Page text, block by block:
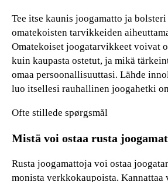
Tee itse kaunis joogamatto ja
omatekoisten tarvikkeiden
Omatekoiset joogatarvikkeet voivat
kuin kaupasta ostetut, ja mikä
omaa persoonallisuuttasi. Lähde
luo itsellesi rauhallinen joogahetki
Ofte stillede spørgsmål
Mistä voi ostaa rusta
Rusta joogamattoja voi ostaa
monista verkkokaupoista. Kannattaa